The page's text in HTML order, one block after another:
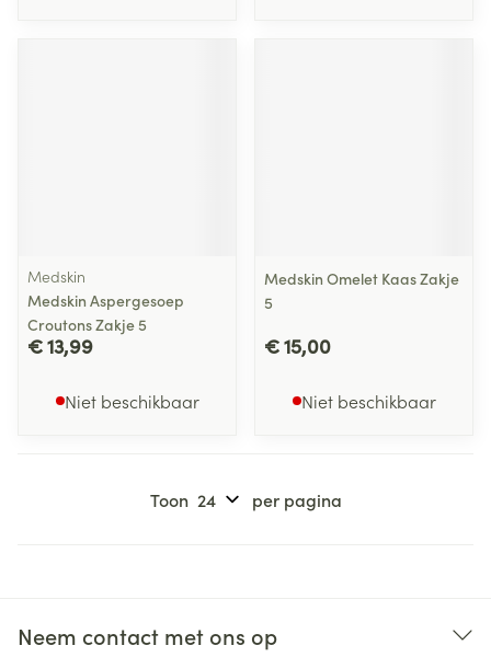
Medskin
Medskin Aspergesoep
Croutons Zakje 5
€ 13,99
Niet beschikbaar
Medskin Omelet Kaas Zakje
5
€ 15,00
Niet beschikbaar
Toon per pagina
Neem contact met ons op